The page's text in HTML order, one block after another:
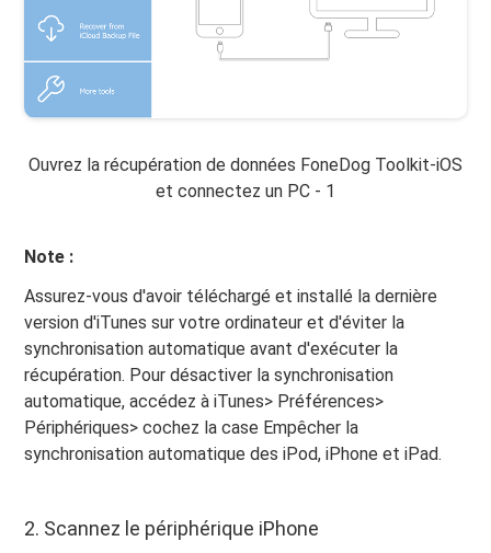
Ouvrez la récupération de données FoneDog Toolkit-iOS
et connectez un PC - 1
Note :
Assurez-vous d'avoir téléchargé et installé la dernière
version d'iTunes sur votre ordinateur et d'éviter la
synchronisation automatique avant d'exécuter la
récupération. Pour désactiver la synchronisation
automatique, accédez à iTunes> Préférences>
Périphériques> cochez la case Empêcher la
synchronisation automatique des iPod, iPhone et iPad.
2. Scannez le périphérique iPhone